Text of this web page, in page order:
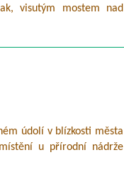
visutým mostem nad
údolí v blízkosti města
u přírodní nádrže